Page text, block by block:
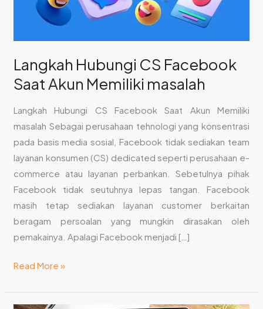
Langkah Hubungi CS Facebook
Saat Akun Memiliki masalah
Langkah Hubungi CS Facebook Saat Akun Memiliki
masalah Sebagai perusahaan tehnologi yang konsentrasi
pada basis media sosial, Facebook tidak sediakan team
layanan konsumen (CS) dedicated seperti perusahaan e-
commerce atau layanan perbankan. Sebetulnya pihak
Facebook tidak seutuhnya lepas tangan. Facebook
masih tetap sediakan layanan customer berkaitan
beragam persoalan yang mungkin dirasakan oleh
pemakainya. Apalagi Facebook menjadi […]
masalah
Read More »